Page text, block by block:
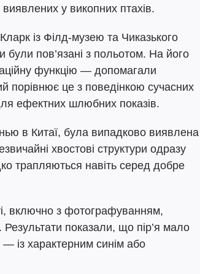
у викопних птахів.
із Філд-музею та Чиказького
були пов’язані з польотом. На його
функцію — допомагали
порівнює це з поведінкою сучасних
ефектних шлюбних показів.
в Китаї, була випадково виявлена
хвостові структури одразу
трапляються навіть серед добре
включно з фотографуванням,
Результати показали, що пір’я мало
із характерним синім або